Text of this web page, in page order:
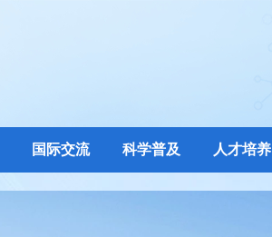
国际交流 科学普及 人才培养